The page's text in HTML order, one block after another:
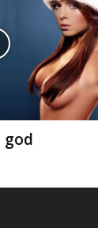
god